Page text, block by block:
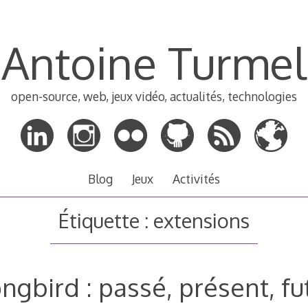
Antoine Turmel
open-source, web, jeux vidéo, actualités, technologies
Blog Jeux Activités
Étiquette : extensions
: passé, présent,